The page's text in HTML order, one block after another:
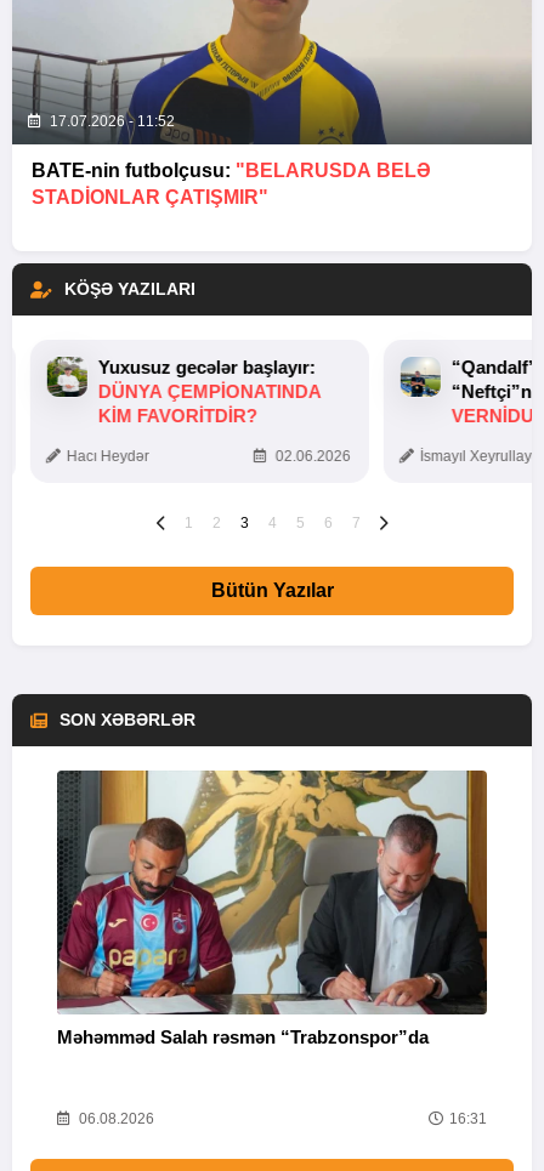
17.07.2026 - 11:52
BATE-nin futbolçusu: "BELARUSDA BELƏ
STADIONLAR ÇATIŞMIR"
KÖŞƏ YAZILARI
Yuxusuz gecələr başlayır:
DÜNYA ÇEMPIONATINDA
KIM FAVORITDIR?
Hacı Heydər 02.06.2026 İsmayıl
1 2 3 4 5 6 7
Bütün Yazılar
SON XƏBƏRLƏR
Məhəmməd Salah rəsmən “Trabzonspor”da
06.08.2026 16:31